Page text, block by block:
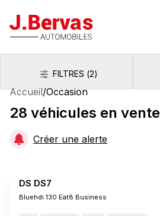
J.Bervas
FiltresFILTRES (2)
Accueil/Occasion
28 véhicules en vente
Créer une alerte
DS DS7
Bluehdi 130 Eat8 Business